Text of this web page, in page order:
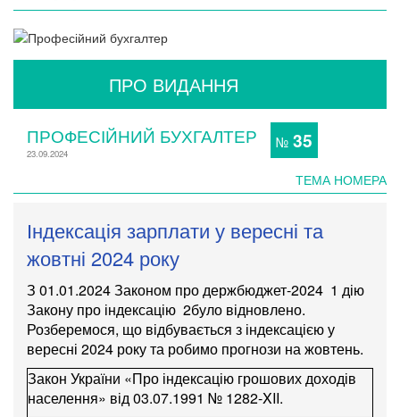
ПРО ВИДАННЯ
ПРОФЕСІЙНИЙ БУХГАЛТЕР
23.09.2024
№ 35
ТЕМА НОМЕРА
Індексація зарплати у вересні та
жовтні 2024 року
З 01.01.2024Законом про держбюджет-2024 1 дію
Закону про індексацію 2було відновлено.
Розберемося, що відбувається з індексацією у
вересні 2024 року та робимо прогнози на жовтень.
Закон України «Про індексацію грошових доходів
населення» від 03.07.1991 № 1282-XII.